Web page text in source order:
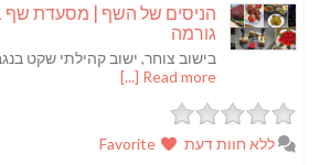
הניסים של השף | מסעדת שף
גורמה
בישוב צוחר, ישוב קהילתי שקט
Read more [...]
ללא חוות דעת